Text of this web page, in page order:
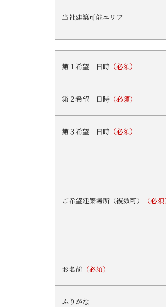
当社建築可能エリア
第１希望 日時 （必須）
第２希望 日時 （必須）
第３希望 日時 （必須）
ご希望建築場所（複数可） （必須）
お名前 （必須）
ふりがな